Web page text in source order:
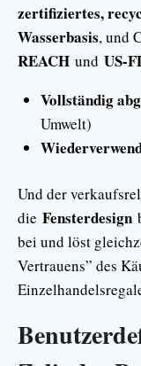
zertifiziertes,
Wasserbasis, und
REACH und US-
Vollständig
Umwelt)
Und der
die Fensterdesign
bei und löst
Vertrauens” des